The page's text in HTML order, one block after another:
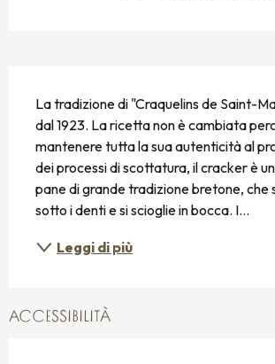
La tradizione di "Craquelins de Saint-
dal 1923. La ricetta non è cambiata
mantenere tutta la sua autenticità al
dei processi di scottatura, il cracker è
pane di grande tradizione bretone, che
sotto i denti e si scioglie in bocca. I...
Leggi di più
ACCESSIBILITÀ